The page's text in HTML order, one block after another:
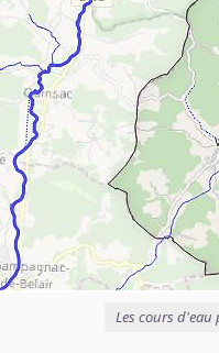
Les cours d'eau